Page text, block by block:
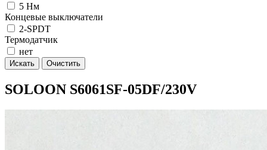
5 Нм
Концевые выключатели
2-SPDT
Термодатчик
нет
Искать Очистить
SOLOON S6061SF-05DF/230V